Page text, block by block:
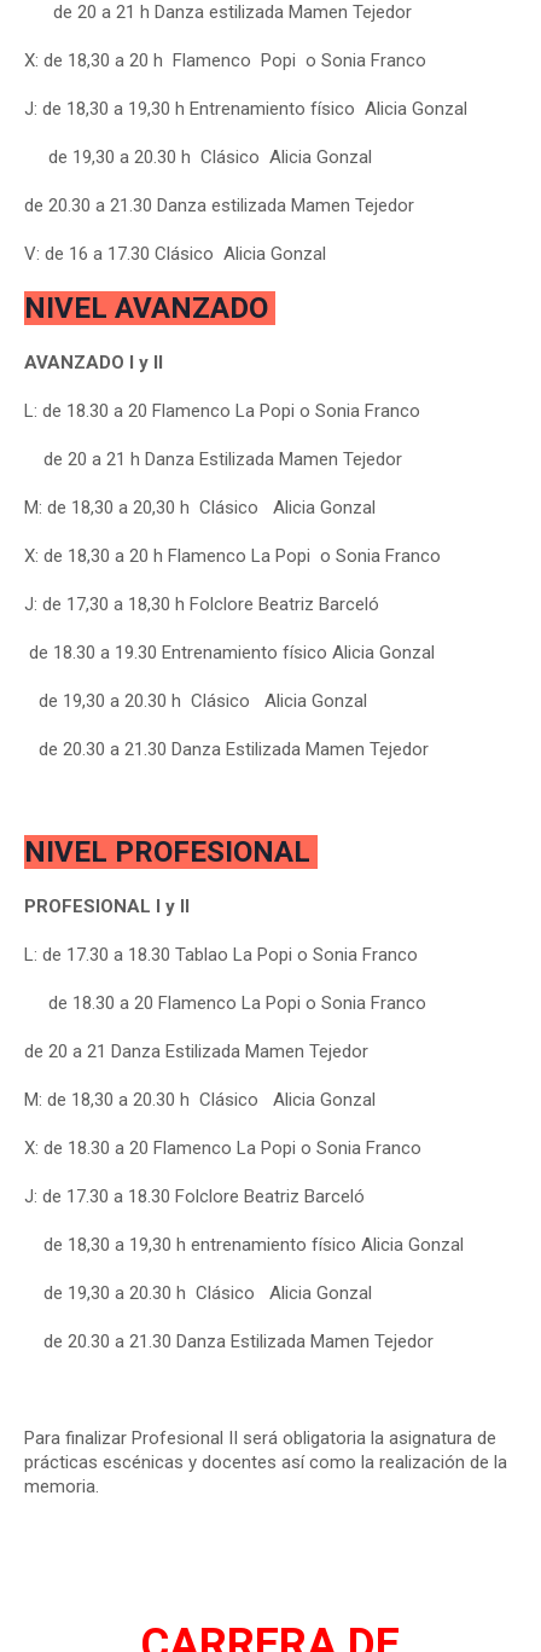
de 20 a 21 h Danza estilizada Mamen Tejedor
X:de 18,30 a 20 h Flamenco Popi o Sonia Franco
J: de 18,30 a 19,30 h Entrenamiento físico Alicia Gonzal
de 19,30 a 20.30 h Clásico Alicia Gonzal
de 20.30 a 21.30 Danza estilizada Mamen Tejedor
V: de 16 a 17.30Clásico Alicia Gonzal
NIVEL AVANZADO
AVANZADO I y II
L:de 18.30 a 20 Flamenco La Popi o Sonia Franco
de 20 a 21 h Danza Estilizada Mamen Tejedor
M: de 18,30 a 20,30 h Clásico Alicia Gonzal
X:de 18,30 a 20 h Flamenco La Popi o Sonia Franco
J: de 17,30 a 18,30 h Folclore Beatriz Barceló
de 18.30 a 19.30 Entrenamiento físico Alicia Gonzal
de 19,30 a 20.30 h Clásico Alicia Gonzal
de 20.30 a 21.30 Danza Estilizada Mamen Tejedor
NIVEL PROFESIONAL
PROFESIONAL I y II
L: de 17.30 a 18.30 Tablao La Popi o Sonia Franco
de 18.30 a 20 Flamenco La Popi o Sonia Franco
de 20 a 21 Danza Estilizada Mamen Tejedor
M: de 18,30 a 20.30 h Clásico Alicia Gonzal
X:de 18.30 a 20 Flamenco La Popi o Sonia Franco
J: de 17.30 a 18.30 Folclore Beatriz Barceló
de 18,30 a 19,30 h entrenamiento físico Alicia Gonzal
de 19,30 a 20.30 h Clásico Alicia Gonzal
de 20.30 a 21.30 Danza Estilizada Mamen Tejedor
Para finalizar Profesional II será obligatoria la asignatura de
prácticas escénicas y docentes así como la realización de la
memoria.